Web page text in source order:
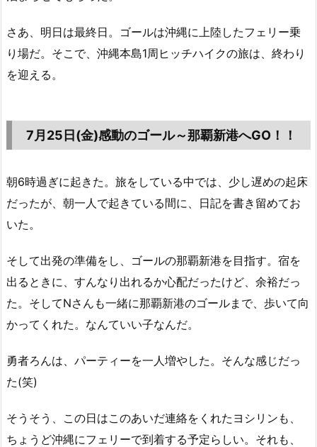
さあ、明日は最終日。ゴールは沖縄に上陸したフェリー乗
り場だ。そこで、沖縄本島1周ヒッチハイクの旅は、終わり
を迎える。
7月25日(金)感動のゴール～那覇新港へGO！！
朝6時過ぎに起きた。旅をしている中では、少し遅めの起床
だったが、朝一人で起きている間に、日記を書き留めてお
いた。
そして出発の準備をし、ゴールの那覇新港を目指す。宿を
出るときに、すんなり出れるか心配だったけど、余裕だっ
た。そしてNさんも一緒に那覇新港のゴールまで、歩いて向
かってくれた。なんていい子なんだ。
勇者ろんは、パーティーを一人増やした。そんな感じだっ
た(笑)
そうそう、この日はこのあいだ連絡をくれたヨシリンも、
ちょうど沖縄にフェリーで到着する予定らしい。それも、